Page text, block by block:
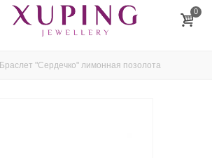
0
Браслет "Сердечко" лимонная позолота